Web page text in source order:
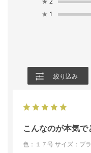
★ 1
絞り込み
こんなのが本気
色：１７号 サイズ：ブ